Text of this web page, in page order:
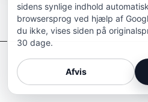
Afkriminaliser
sidens synlige indhold
browsersprog ved hjælp af
du ikke, vises siden på
30 dage.
Afvis